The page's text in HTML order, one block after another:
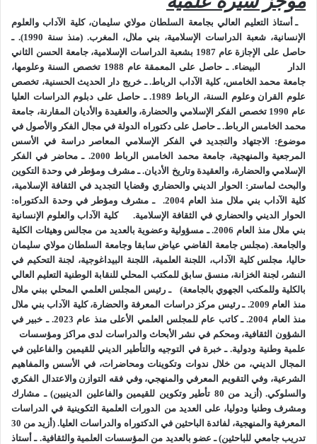
وطبعا لا ينتبه كثير من الناس الى جهود صامتة كبيرة، تبذل من أجل
درء الفتنة عن الدين، وصون خطابه من التشويش والتلبيس؛ والحفاظ
على وحدته وانسجامه والتي منها وحدة وانسجام المجتمع؛ والى جهود
أكبر من ذلك في تأهيل وتكوين الفاعلين فيه، حتى يكون تبليغهم
وإرشادهم على مقتضى الاعتدال والتوسط، واليسر والسماحة
المقررة في الدين. هذه الجهود تقودها طبعا المؤسسات المكلفة بهذا
الأمر، بتعاون مع مؤسسات المحيط المختلفة.
ــ تقاطب يكاد يلغي مساحات وفرص مشتركة في العمل.
مما نراه اليوم نقاشات يطبع معظمها الغلو والتقاطب الحاد، الى
درجة إهمال كثير من العناصر المشتركة، التي تمثل المساحة الأوسع
للعمل، وتمكن من معالجة كثير من الاختلالات على مستوى الأفراد
والأسر؛ وذلك ناشئ بالدرجة الأولى عن المرجعيات الموجهة
والمؤطرة لكثير من المتدخلين في هذا النقاش. وتجدر الإشارة هنا
الى نزعتين مغاليتين بهذا الصدد:
النزعة الأولى، تُضيق مساحة الاجتهاد وتكاد تلغيها، وتركن الى التقليد
وتسلم له، مع ضعف معرفتها بالعصر وعلوم الانسان، وكأن الزمن
ساكن لا يتحرك، وكأن الواقع ليس عنصرا أساسيا في تكييف الأحكام
وتغير الفتاوى؛ فنجدها تكتفي بالإحالة على الماضي أو الاستنساخ
منه، هذا رغم وجود النصوص الدينية الواردة في تجديد أمر الدين،
معرفةً وتدينا، بما يواكب روح العصر والتطور، والاجتهاد الضروري
لنوازله الطارئة، والاستفادة من الخبرات العلمية المختلفة في ذلك؛
حتى إن الشارع رتب أجرا للمجتهد المخطئ، من أهل العلم طبعا،
تحفيزا وتشجيعا على الاجتهاد، الذي به استمرار الدين في الحياة
الخاصة والعامة للناس، والذي به رعاية مصالحهم المختلفة.
ـ أستاذ التعليم العالي بجامعة السلطان مولاي سليمان، كلية الآداب والعلوم
الإنسانية، شعبة الدراسات الإسلامية، بني ملال، المغرب. (منذ سنة 1990).
ـ
حاصل على الإجازة عام 1987 بشعبة الدراسات الإسلامية، جامعة الحسن الثاني
الدار البيضاء.
ـ حاصل على المعمقة عام 1988 تخصص السنة وعلومها،
جامعة محمد الخامس، كلية الآداب الرباط. ـ خريج دار الحديث الحسنية، تخصص
علوم القران وعلوم السنة، الرباط 1989.
ـ حاصل على دبلوم الدراسات العليا
عام 1990 تخصص الفكر الإسلامي والحضارة، والعقيدة والأديان المقارنة، جامعة
محمد الخامس الرباط. ـ حاصل على دكتوراه الدولة في مجال الفكر والأصول في
موضوع: الاجتهاد والتجديد في الفكر الإسلامي المعاصر دراسة في الأسس
المرجعية والمنهجية، جامعة محمد الخامس الرباط 2000.
ـ محاضر في الفكر
الإسلامي والحضارة، والعقيدة وتاريخ الأديان. ـ مشرف ومؤطر في وحدة التكوين
والبحث لماستر: الحوار الديني والحضاري وقضايا التجديد في الثقافة الإسلامية،
كلية الآداب بني ملال منذ العام 2004.
ـ مشرف ومؤطر في وحدة الدكتوراه:
الحوار الديني والحضاري في الثقافة الإسلامية.
كلية الآداب والعلوم الإنسانية
بني ملال منذ العام 2006.
ـ مسؤولية وعضوية بالعديد من مجالس وهيئات الكلية
والجامعة. (مجلس جامعة القاضي عياض سابقا وجامعة السلطان مولاي سليمان
حاليا، مجلس كلية الآداب، اللجنة العلمية، اللجنة البيداغوجية، لجنة التحكيم في
النشر، لجنة الخزانة، منسق سابق للمكتب المحلي للنقابة الوطنية التعليم العالي
بالكلية وللمكتب الجهوي بالجامعة)
ـ رئيس المجلس العلمي المحلي ببني ملال
منذ العام 2009.
ـ رئيس مركز دراسات المعرفة والحضارة، كلية الآداب بني ملال
منذ العام 2004.
ـ كاتب عام للمجلس العلمي الأعلى منذ عام 2023.
ـ خبير في
الشؤون الثقافية، ومحكم في نشر الأبحاث والدراسات لدى مراكز ومؤسسات
علمية وطنية ودولية.ـ خبرة في التوجيه والتأطير الديني للقيمين والفاعلين في
المجال الديني، من خلال ندوات وتكوينات ومحاضرات، في الأسس والمفاهيم
الشرعية، وفي التقويم المعرفي والمنهجي، وفي فقه التوازن والاعتدال الفكري
والسلوكي. (أزيد من 80 تأطير وتكوين للقيمين والفاعلين الدينيين)
ـ مشارك
ومشرف وطنيا ودوليا، على العديد من الدورات العلمية التكوينية في الدراسات
المعرفية والمنهجية، لفائدة الباحثين في الدكتوراه والدراسات العليا.
(أزيد من 30
تدريب جامعي للباحثين) ـ عضو بالعديد من المؤسسات العلمية والثقافية. ـ أستاذ